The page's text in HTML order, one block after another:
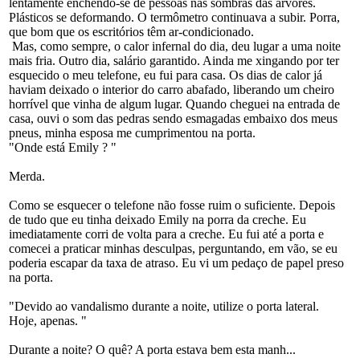
lentamente enchendo-se de pessoas nas sombras das árvores.
Plásticos se deformando. O termômetro continuava a subir. Porra,
que bom que os escritórios têm ar-condicionado.
Mas, como sempre, o calor infernal do dia, deu lugar a uma noite
mais fria. Outro dia, salário garantido. Ainda me xingando por ter
esquecido o meu telefone, eu fui para casa. Os dias de calor já
haviam deixado o interior do carro abafado, liberando um cheiro
horrível que vinha de algum lugar. Quando cheguei na entrada de
casa, ouvi o som das pedras sendo esmagadas embaixo dos meus
pneus, minha esposa me cumprimentou na porta.
"Onde está Emily ? "
Merda.
Como se esquecer o telefone não fosse ruim o suficiente. Depois
de tudo que eu tinha deixado Emily na porra da creche. Eu
imediatamente corri de volta para a creche. Eu fui até a porta e
comecei a praticar minhas desculpas, perguntando, em vão, se eu
poderia escapar da taxa de atraso. Eu vi um pedaço de papel preso
na porta.
"Devido ao vandalismo durante a noite, utilize o porta lateral.
Hoje, apenas. "
Durante a noite? O quê? A porta estava bem esta manh...